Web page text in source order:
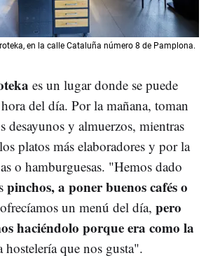
en la calle Cataluña número 8 de Pamplona.
es un lugar donde se puede
del día. Por la mañana, toman
desayunos y almuerzos, mientras
platos más elaboradores y por la
o hamburguesas. "Hemos dado
pinchos, a poner buenos cafés o
un menú del día, pero
haciéndolo porque era como la
hostelería que nos gusta".